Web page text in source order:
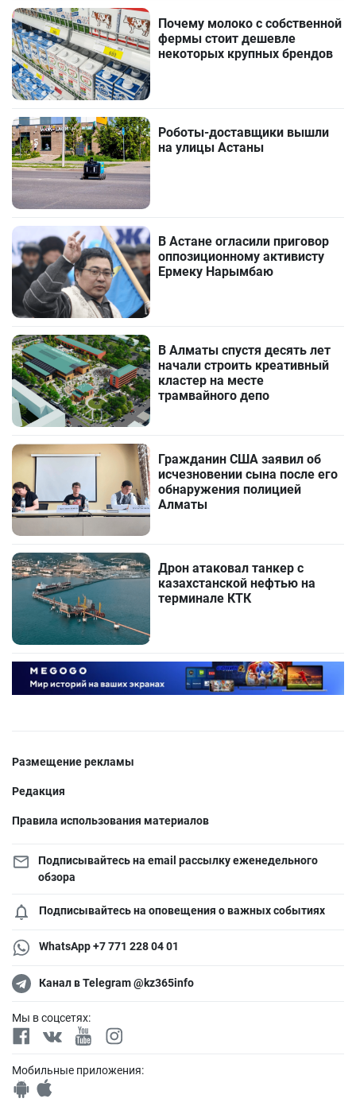
Почему молоко с собственной
фермы стоит дешевле
некоторых крупных брендов
Роботы-доставщики вышли
на улицы Астаны
В Астане огласили приговор
оппозиционному активисту
Ермеку Нарымбаю
В Алматы спустя десять лет
начали строить креативный
кластер на месте
трамвайного депо
Гражданин США заявил об
исчезновении сына после его
обнаружения полицией
Алматы
Дрон атаковал танкер с
казахстанской нефтью на
терминале КТК
Размещение рекламы
Редакция
Правила использования материалов
Подписывайтесь на email рассылку еженедельного
обзора
Подписывайтесь на оповещения о важных событиях
WhatsApp +7 771 228 04 01
Канал в Telegram @kz365info
Мы в соцсетях:
Мобильные приложения: